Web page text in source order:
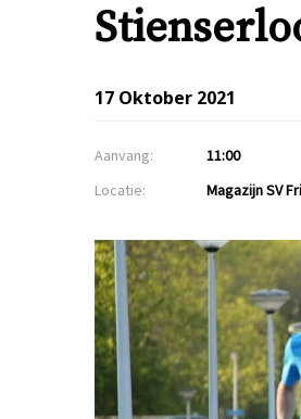
17 Oktober 2021
Aanvang:
11:00
Locatie:
Magazijn SV